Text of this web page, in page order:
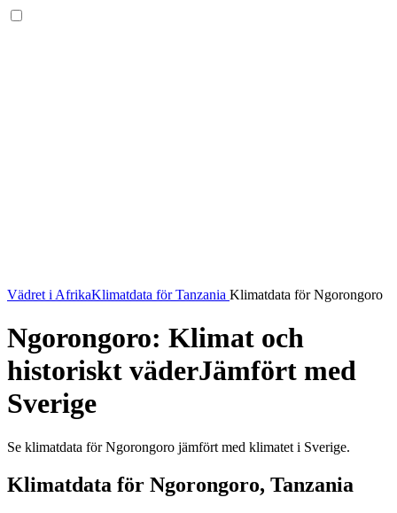
Vädret i AfrikaKlimatdata för Tanzania Klimatdata för Ngorongoro
Ngorongoro: Klimat och
historiskt väderJämfört med
Sverige
Se klimatdata för Ngorongoro jämfört med klimatet i Sverige.
Klimatdata för Ngorongoro, Tanzania